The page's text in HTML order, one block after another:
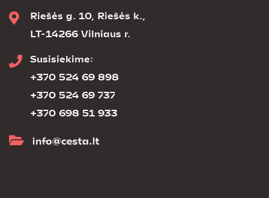
Riešės g. 10, Riešės k.,
LT-14266 Vilniaus r.
Susisiekime:
+370 524 69 898
+370 524 69 737
+370 698 51 933